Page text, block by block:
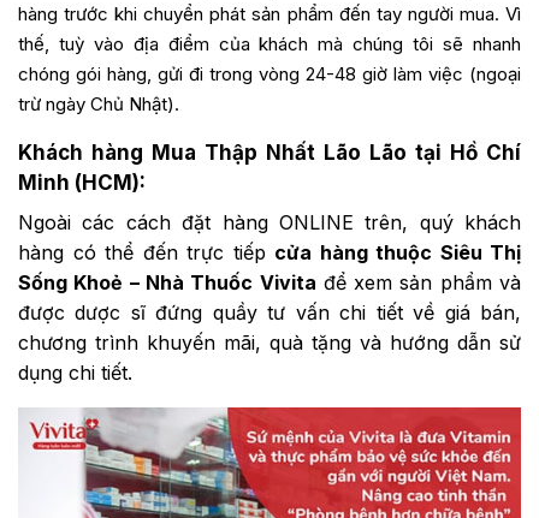
hàng trước khi chuyển phát sản phẩm đến tay người mua. Vì
thế, tuỳ vào địa điểm của khách mà chúng tôi sẽ nhanh
chóng gói hàng, gửi đi trong vòng 24-48 giờ làm việc (ngoại
trừ ngày Chủ Nhật).
Khách hàng Mua Thập Nhất Lão Lão tại Hồ Chí
Minh (HCM):
Ngoài các cách đặt hàng ONLINE trên, quý khách
hàng có thể đến trực tiếp cửa hàng thuộc Siêu Thị
Sống Khoẻ – Nhà Thuốc Vivita để xem sản phẩm và
được dược sĩ đứng quầy tư vấn chi tiết về giá bán,
chương trình khuyến mãi, quà tặng và hướng dẫn sử
dụng chi tiết.